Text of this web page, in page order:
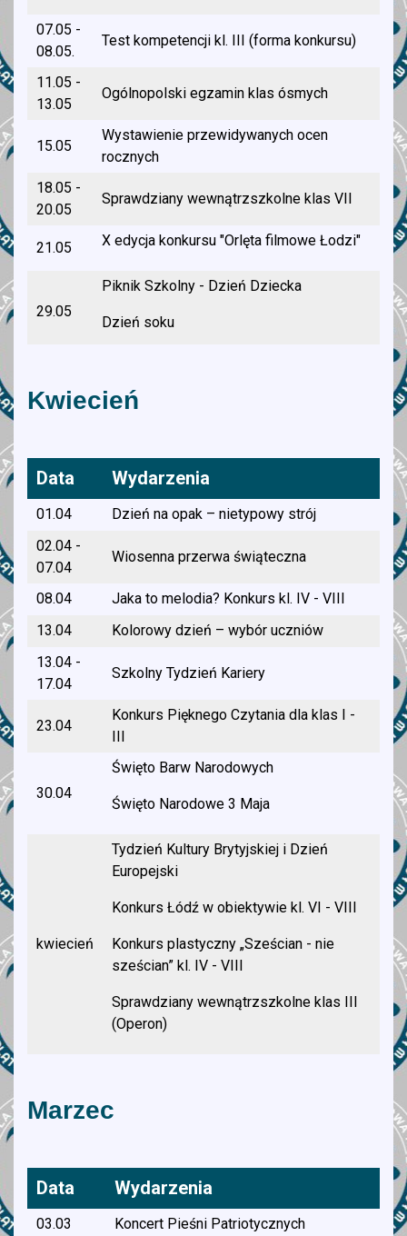
07.05 -
08.05.
Test kompetencji kl. III (forma konkursu)
11.05 -
13.05
Ogólnopolski egzamin klas ósmych
15.05
Wystawienie przewidywanych ocen
rocznych
18.05 -
20.05
Sprawdziany wewnątrzszkolne klas VII
21.05 X edycja konkursu "Orlęta filmowe Łodzi"
29.05
Piknik Szkolny - Dzień Dziecka
Dzień soku
kl. II - V
Konkurs plastyczno-literacki dla kl. I - III
"Portret słowem malowany"
Konkurs Origami kl. IV - VI
Kwiecień
Data Wydarzenia
01.04
Dzień na opak – nietypowy strój
02.04 -
07.04
Wiosenna przerwa świąteczna
08.04
Jaka to melodia? Konkurs kl. IV - VIII
13.04
Kolorowy dzień – wybór uczniów
13.04 -
17.04
Szkolny Tydzień Kariery
23.04
Konkurs Pięknego Czytania dla klas I -
III
30.04
Święto Barw Narodowych
Święto Narodowe 3 Maja
kwiecień
Tydzień Kultury Brytyjskiej i Dzień
Europejski
Konkurs Łódź w obiektywie kl. VI - VIII
Konkurs plastyczny „Sześcian - nie
sześcian” kl. IV - VIII
Sprawdziany wewnątrzszkolne klas III
(Operon)
Marzec
Data Wydarzenia
03.03 Koncert Pieśni Patriotycznych